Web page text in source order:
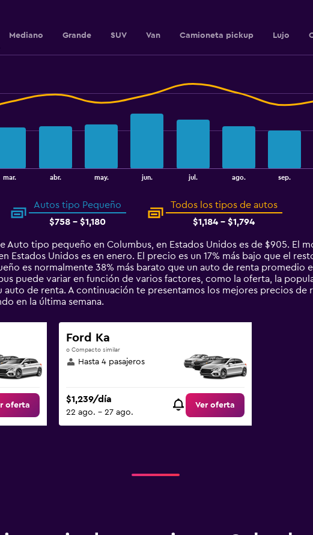
Mediano Grande SUV Van Camioneta pickup Lujo
mar. abr. may. jun. jul. ago. sep.
Autos tipo Pequeño
$758 - $1,180
Todos los tipos de autos
$1,184 - $1,794
Auto tipo pequeño en Columbus, en Estados Unidos es de $905. El
Estados Unidos es en enero. El precio es un 17% más bajo que el
es normalmente 38% más barato que un auto de renta promedio
puede variar en función de varios factores, como la oferta, la
de renta. A continuación te presentamos los mejores precios de
en la última semana.
oferta
Ford Ka
o Compacto similar
Hasta 4 pasajeros
$1,239/día
22 ago. - 27 ago.
Ver oferta